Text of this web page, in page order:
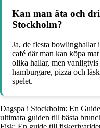
Kan man äta och
Stockholm?
Ja, de flesta bowlinghallar
café där man kan köpa
olika hallar, men
hamburgare, pizza och
spelet.
Dagspa i Stockholm: En
ultimata guiden till bästa